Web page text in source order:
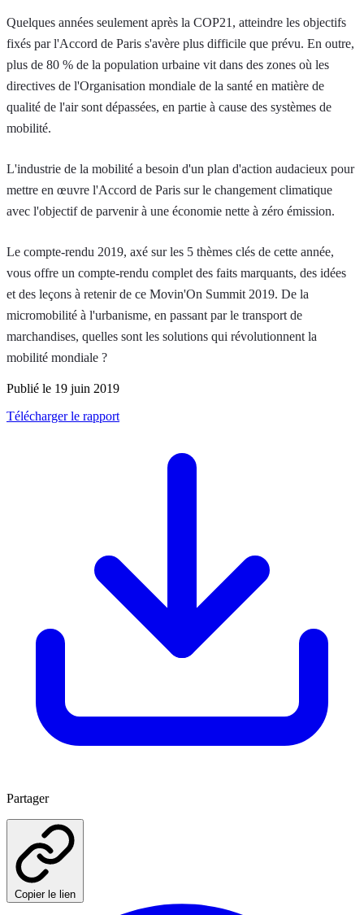
Quelques années seulement après la COP21, atteindre les objectifs
fixés par l'Accord de Paris s'avère plus difficile que prévu. En outre,
plus de 80 % de la population urbaine vit dans des zones où les
directives de l'Organisation mondiale de la santé en matière de
qualité de l'air sont dépassées, en partie à cause des systèmes de
mobilité.
L'industrie de la mobilité a besoin d'un plan d'action audacieux pour
mettre en œuvre l'Accord de Paris sur le changement climatique
avec l'objectif de parvenir à une économie nette à zéro émission.
Le compte-rendu 2019, axé sur les 5 thèmes clés de cette année,
vous offre un compte-rendu complet des faits marquants, des idées
et des leçons à retenir de ce Movin'On Summit 2019. De la
micromobilité à l'urbanisme, en passant par le transport de
marchandises, quelles sont les solutions qui révolutionnent la
mobilité mondiale ?
Publié le 19 juin 2019
Télécharger le rapport
Partager
Copier le lien